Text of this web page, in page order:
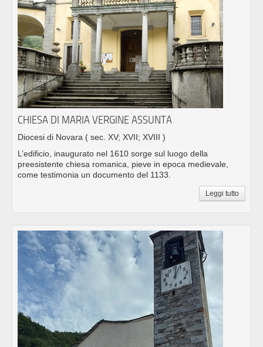
CHIESA DI MARIA VERGINE ASSUNTA
Diocesi di Novara ( sec. XV; XVII; XVIII )
L’edificio, inaugurato nel 1610 sorge sul luogo della
preesistente chiesa romanica, pieve in epoca medievale,
come testimonia un documento del 1133.
Leggi tutto